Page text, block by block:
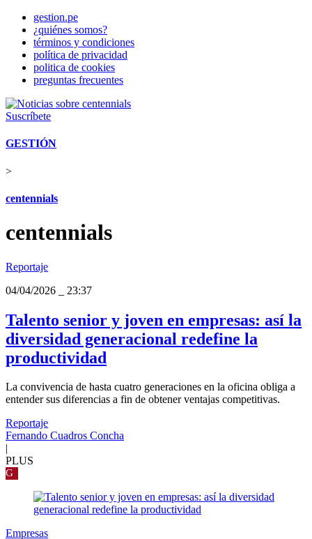
gestion.pe
¿quiénes somos?
términos y condiciones
política de privacidad
politica de cookies
preguntas frecuentes
Suscríbete
GESTIÓN
>
centennials
centennials
Reportaje
04/04/2026
23:37
Talento senior y joven en empresas: así la
diversidad generacional redefine la
productividad
La convivencia de hasta cuatro generaciones en la oficina obliga a
entender sus diferencias a fin de obtener ventajas competitivas.
Reportaje
Fernando Cuadros Concha
PLUS
G
Empresas